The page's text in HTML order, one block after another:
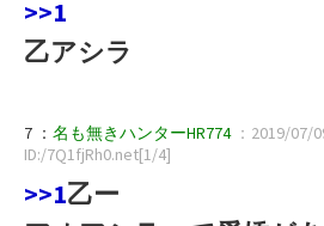
>>1
乙アシラ
7 ： 名も無きハンターHR774 ：2019/07/
ID:/7Q1fjRh0.net[1/4]
>>1乙ー